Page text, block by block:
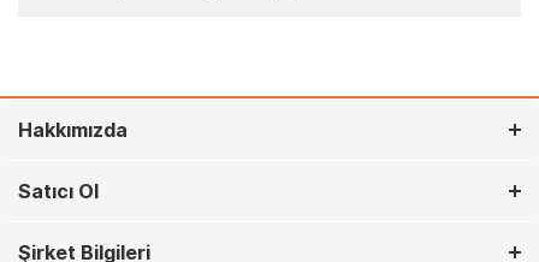
Hakkımızda
Satıcı Ol
Şirket Bilgileri